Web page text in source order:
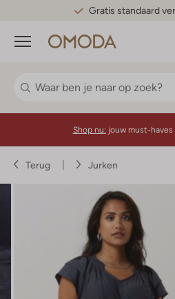
Gratis standaard
Menu
Shop nu: jouw must-
Terug Jurken